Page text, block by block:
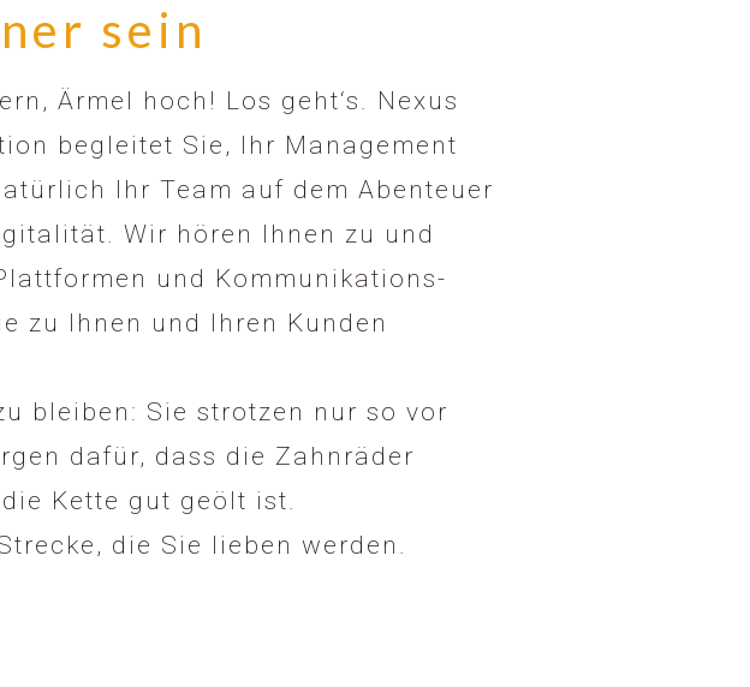
sein
Ärmel hoch! Los geht‘s. Nexus
begleitet Sie, Ihr Management
Ihr Team auf dem Abenteuer
Wir hören Ihnen zu und
und Kommunikations-
zu Ihnen und Ihren Kunden
bleiben: Sie strotzen nur so vor
dafür, dass die Zahnräder
Kette gut geölt ist.
die Sie lieben werden.